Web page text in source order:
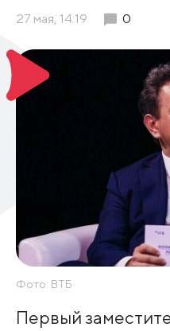
27 мая, 14:19 0
Фото: ВТБ
Первый